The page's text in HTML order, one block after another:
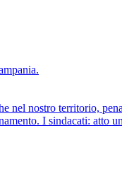
nostro territorio,
I sindacati: atto